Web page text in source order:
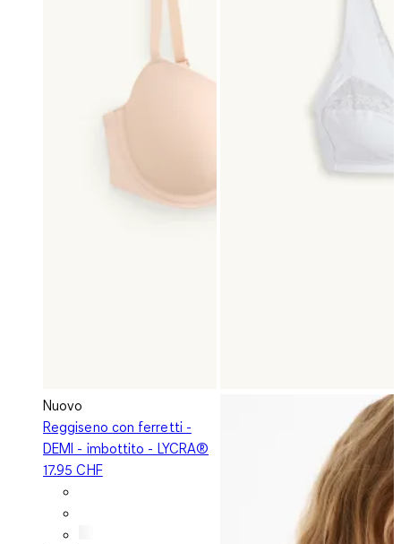
Nuovo
Reggiseno con ferretti -
DEMI - imbottito - LYCRA®
17.95 CHF